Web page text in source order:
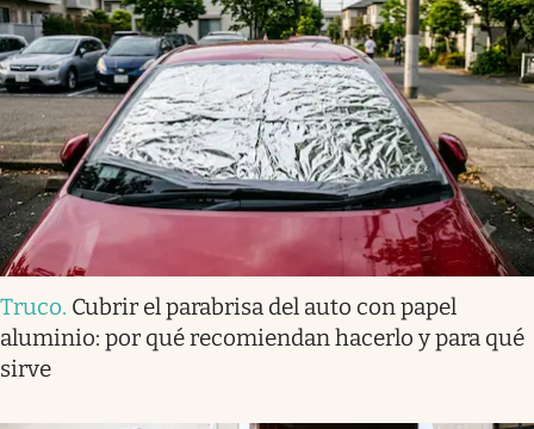
Truco. Cubrir el parabrisa del auto con papel
aluminio: por qué recomiendan hacerlo y para qué
sirve